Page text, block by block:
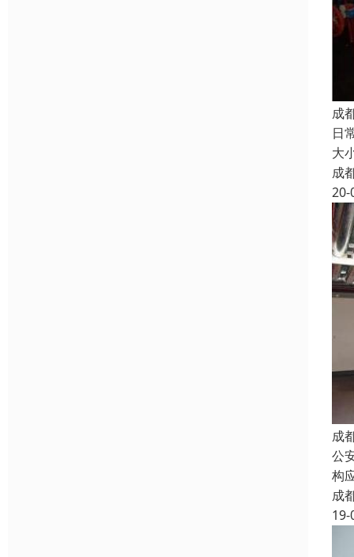
成
日
大
成
20-
成
公
构
成
19-